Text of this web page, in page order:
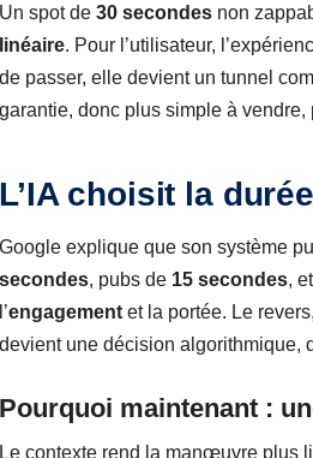
Un spot de 30 secondes non
linéaire. Pour l’utilisateur,
de passer, elle devient un tunnel
garantie, donc plus simple à
L’IA choisit la
Google explique que son système
secondes, pubs de 15 secondes,
l’engagement et la portée. Le
devient une décision algorithmique,
Pourquoi maintenant :
Le contexte rend la manœuvre plus